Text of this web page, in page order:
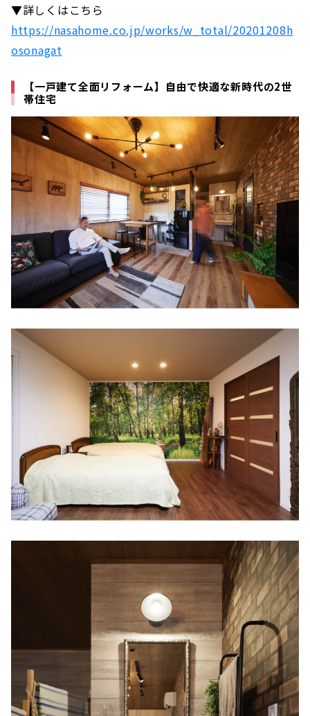
▼詳しくはこちら
https://nasahome.co.jp/works/w_total/20201208h
osonagat
【一戸建て全面リフォーム】自由で快適な新時代の2世
帯住宅